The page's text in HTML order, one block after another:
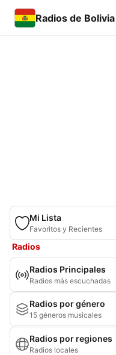
Radios de Bolivia
Mi Lista
Favoritos y Recientes
Radios
Radios Principales
Radios más escuchadas
Radios por género
15 géneros musicales
Radios por regiones
Radios locales